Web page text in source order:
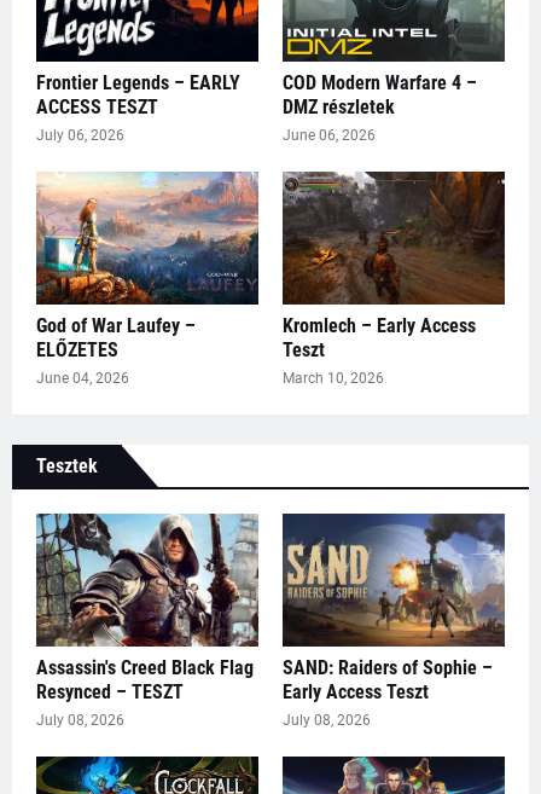
Frontier Legends – EARLY
ACCESS TESZT
July 06, 2026
COD Modern Warfare 4 –
DMZ részletek
June 06, 2026
God of War Laufey –
ELŐZETES
June 04, 2026
Kromlech – Early Access
Teszt
March 10, 2026
Tesztek
Assassin's Creed Black Flag
Resynced – TESZT
July 08, 2026
SAND: Raiders of Sophie –
Early Access Teszt
July 08, 2026